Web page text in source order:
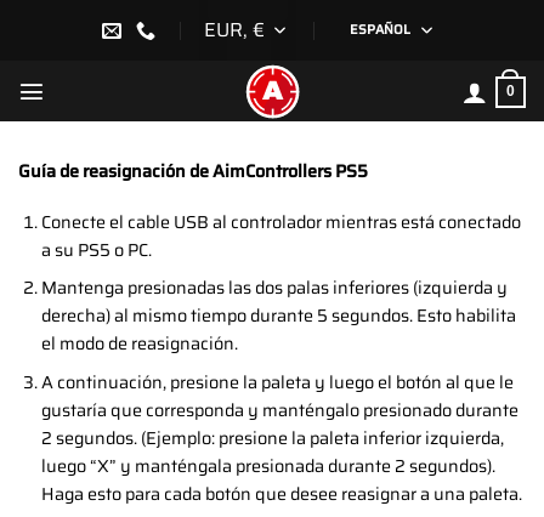
EUR, € ESPAÑOL
0
Guía de reasignación de AimControllers PS5
Conecte el cable USB al controlador mientras está conectado
a su PS5 o PC.
Mantenga presionadas las dos palas inferiores (izquierda y
derecha) al mismo tiempo durante 5 segundos. Esto habilita
el modo de reasignación.
A continuación, presione la paleta y luego el botón al que le
gustaría que corresponda y manténgalo presionado durante
2 segundos. (Ejemplo: presione la paleta inferior izquierda,
luego “X” y manténgala presionada durante 2 segundos).
Haga esto para cada botón que desee reasignar a una paleta.